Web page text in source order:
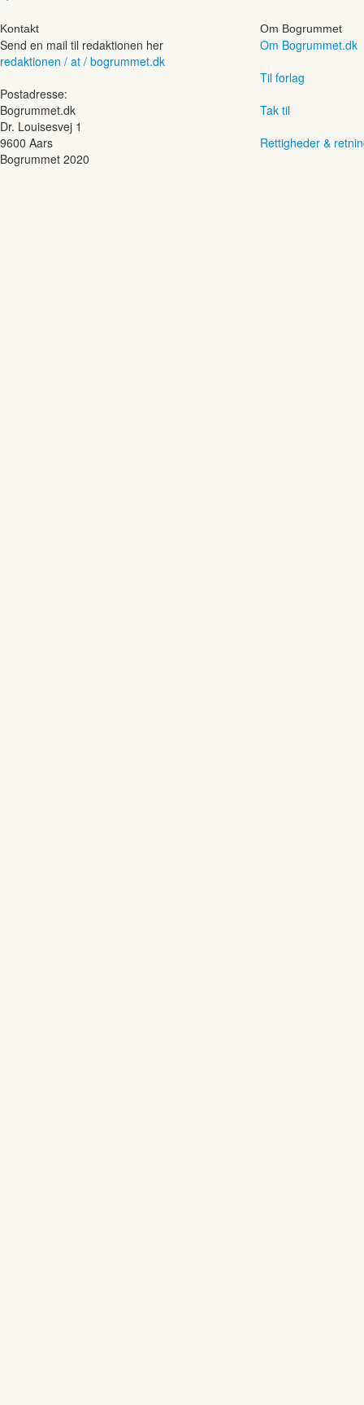
Kontakt
Send en mail til redaktionen her
redaktionen / at / bogrummet.dk
Postadresse:
Bogrummet.dk
Dr. Louisesvej 1
9600 Aars
Om Bogrummet
Om Bogrummet.dk
Til forlag
Tak til
Rettigheder &
Bogrummet 2020